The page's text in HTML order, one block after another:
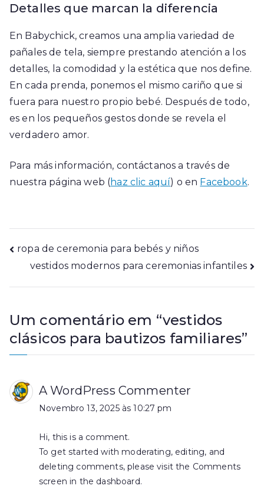
Detalles que marcan la diferencia
En Babychick, creamos una amplia variedad de
pañales de tela, siempre prestando atención a los
detalles, la comodidad y la estética que nos define.
En cada prenda, ponemos el mismo cariño que si
fuera para nuestro propio bebé. Después de todo,
es en los pequeños gestos donde se revela el
verdadero amor.
Para más información, contáctanos a través de
nuestra página web (haz clic aquí) o en Facebook.
Navegação
de
ropa de ceremonia para bebés y niños
vestidos modernos para ceremonias infantiles
Um comentário em “vestidos
clásicos para bautizos familiares”
A WordPress Commenter
Novembro 13, 2025 às 10:27 pm
Hi, this is a comment.
To get started with moderating, editing, and
deleting comments, please visit the Comments
screen in the dashboard.